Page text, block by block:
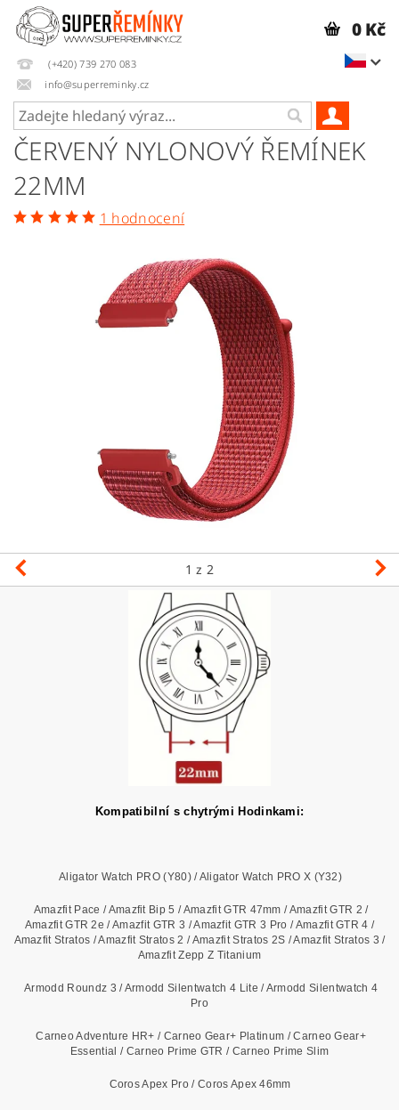
(+420) 739 270 083
info@superreminky.cz
0 Kč
ČERVENÝ NYLONOVÝ ŘEMÍNEK
22MM
1 hodnocení
1 z 2
Kompatibilní s chytrými Hodinkami:
Aligator Watch PRO (Y80) / Aligator Watch PRO X (Y32)
Amazfit Pace / Amazfit Bip 5 / Amazfit GTR 47mm / Amazfit GTR 2 /
Amazfit GTR 2e / Amazfit GTR 3 / Amazfit GTR 3 Pro / Amazfit GTR 4 /
Amazfit Stratos / Amazfit Stratos 2 / Amazfit Stratos 2S / Amazfit Stratos 3 /
Amazfit Zepp Z Titanium
Armodd Roundz 3 / Armodd Silentwatch 4 Lite / Armodd Silentwatch 4
Pro
Carneo Adventure HR+ / Carneo Gear+ Platinum / Carneo Gear+
Essential / Carneo Prime GTR / Carneo Prime Slim
Coros Apex Pro / Coros Apex 46mm